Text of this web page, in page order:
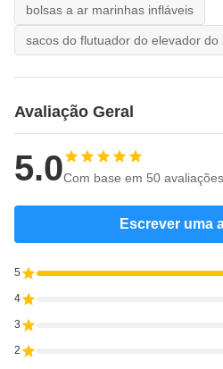
bolsas a ar marinhas infláveis
sacos do flutuador do elevador do
Avaliação Geral
5.0Com base em 50
Escrever uma
5
4
3
2